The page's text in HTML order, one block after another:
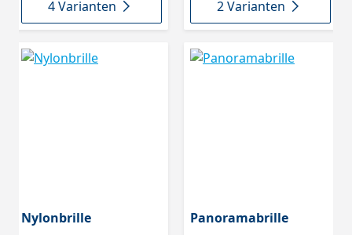
4 Varianten 2 Varianten
Nylonbrille Panoramabrille